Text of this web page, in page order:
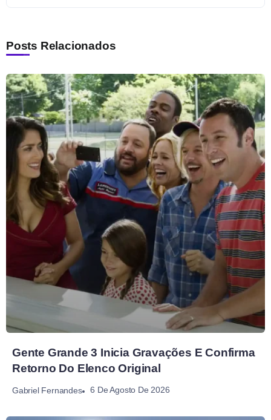
Posts Relacionados
Gente Grande 3 Inicia Gravações E Confirma
Retorno Do Elenco Original
Gabriel Fernandes 6 De Agosto De 2026